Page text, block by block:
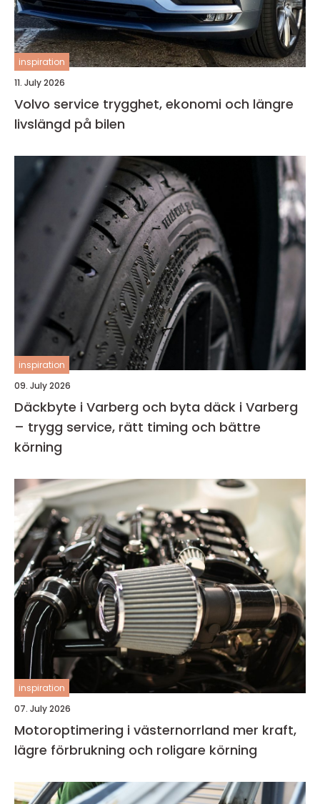
inspiration
11. July 2026
Volvo service trygghet, ekonomi och längre
livslängd på bilen
inspiration
09. July 2026
Däckbyte i Varberg och byta däck i Varberg
– trygg service, rätt timing och bättre
körning
inspiration
07. July 2026
Motoroptimering i västernorrland mer kraft,
lägre förbrukning och roligare körning